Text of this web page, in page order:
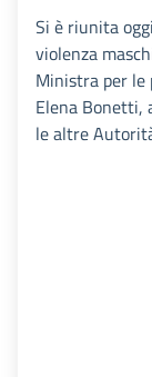
Si è riunita
violenza
Ministra per le
Elena Bonetti,
le altre